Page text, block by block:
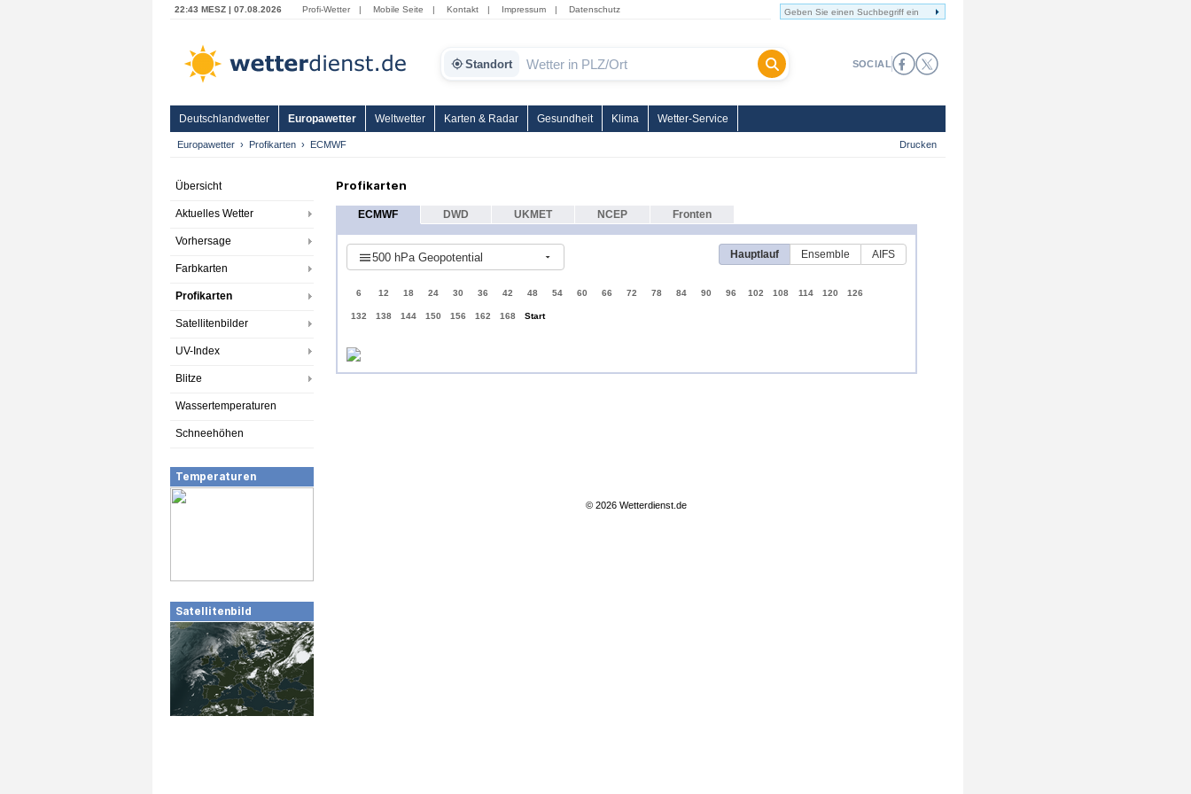
22:43 MESZ | 07.08.2026 Profi-Wetter | Mobile Seite | Kontakt | Impressum | Datenschutz
Standort SOCIAL
Deutschlandwetter Europawetter Weltwetter Karten & Radar Gesundheit Klima Wetter-Service
Europawetter Profikarten ECMWF Drucken
Übersicht
Aktuelles Wetter
Vorhersage
Farbkarten
Profikarten
Satellitenbilder
UV-Index
Blitze
Wassertemperaturen
Schneehöhen
Temperaturen
Satellitenbild
Profikarten
ECMWF DWD UKMET NCEP Fronten
500 hPa Geopotential Hauptlauf Ensemble AIFS
6 12 18 24 30 36 42 48 54 60 66 72 78 84 90 96 102 108 114 120 126
132 138 144 150 156 162 168 Start
© 2026 Wetterdienst.de